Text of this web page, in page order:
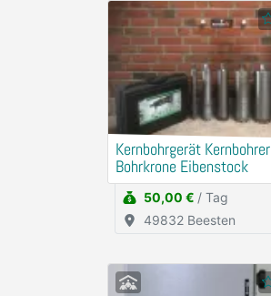
Kernbohrgerät Kernbohrer
Bohrkrone Eibenstock
50,00 € / Tag
49832 Beesten